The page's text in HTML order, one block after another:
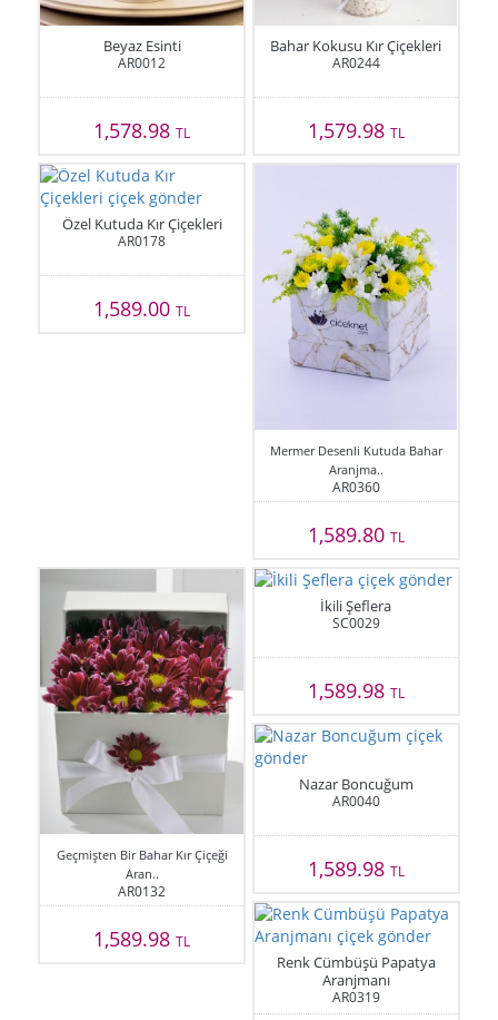
Beyaz Esinti
AR0012
1,578.98TL
Bahar Kokusu Kır Çiçekleri
AR0244
1,579.98 TL
Özel Kutuda Kır Çiçekleri
AR0178
1,589.00TL
Mermer Desenli Kutuda Bahar
Aranjma..
AR0360
1,589.80 TL
Geçmişten Bir Bahar Kır Çiçeği
Aran..
AR0132
1,589.98TL
İkili Şeflera
SC0029
1,589.98 TL
Nazar Boncuğum
AR0040
1,589.98 TL
Renk Cümbüşü Papatya
Aranjmanı
AR0319